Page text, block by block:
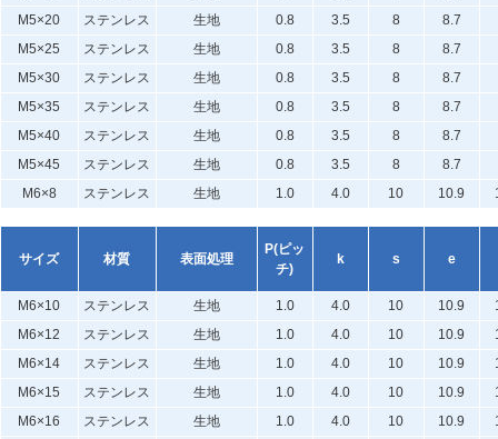
M5×20
ステンレス 生地 0.8 3.5 8
8.7
M5×25
ステンレス 生地 0.8 3.5 8
8.7
M5×30
ステンレス 生地 0.8 3.5 8
8.7
M5×35
ステンレス 生地 0.8 3.5 8
8.7
M5×40
ステンレス 生地 0.8 3.5 8
8.7
M5×45
ステンレス 生地 0.8 3.5 8
8.7
M6×8
ステンレス 生地 1.0 4.0 10 10.9
サイズ 材質 表面処理
P(ピッ
チ)
k s e
M6×10 ステンレス 生地 1.0 4.0 10 10.9
M6×12
ステンレス 生地 1.0 4.0 10 10.9
M6×14
ステンレス 生地 1.0 4.0 10 10.9
M6×15
ステンレス 生地 1.0 4.0 10 10.9
M6×16
ステンレス 生地 1.0 4.0 10 10.9